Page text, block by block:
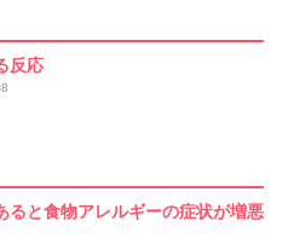
反応
ると食物アレルギーの症状が増悪